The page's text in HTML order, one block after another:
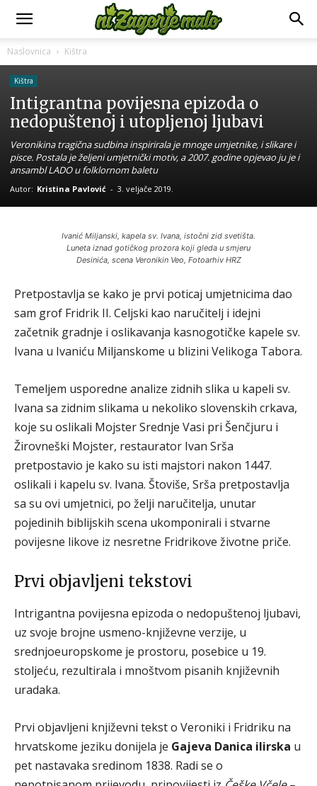
Naslovnica Kištra
Kištra
Intigrantna povijesna epizoda o
nedopuštenoj i utopljenoj ljubavi
Veronikina tragična sudbina inspirirala je mnoge umjetnike, i slikare i
pisce. Postala je željeni umjetnički motiv, a 2007. godine opjevao ju je i
ansambl LADO u folklornom baletu
Autor: Kristina Pavlović - 3. veljače 2019.
Ivanić Miljanski, kapela sv. Ivana, istočni zid svetišta.
Luneta iznad gotičkog prozora koji gleda u smjeru
Desinića, scena Veronikin Veo, Fotoarhiv HRZ
Pretpostavlja se kako je prvi poticaj umjetnicima dao
sam grof Fridrik II. Celjski kao naručitelj i idejni
začetnik gradnje i oslikavanja kasnogotičke kapele sv.
Ivana u Ivaniću Miljanskome u blizini Velikoga Tabora.
Temeljem usporedne analize zidnih slika u kapeli sv.
Ivana sa zidnim slikama u nekoliko slovenskih crkava,
koje su oslikali Mojster Srednje Vasi pri Šenčjuru i
Žirovneški Mojster, restaurator Ivan Srša
pretpostavio je kako su isti majstori nakon 1447.
oslikali i kapelu sv. Ivana. Štoviše, Srša pretpostavlja
sa su ovi umjetnici, po želji naručitelja, unutar
pojedinih biblijskih scena ukomponirali i stvarne
povijesne likove iz nesretne Fridrikove životne priče.
Prvi objavljeni tekstovi
Intrigantna povijesna epizoda o nedopuštenoj ljubavi,
uz svoje brojne usmeno-književne verzije, u
srednjoeuropskome je prostoru, posebice u 19.
stoljeću, rezultirala i mnoštvom pisanih književnih
uradaka.
Prvi objavljeni književni tekst o Veroniki i Fridriku na
hrvatskome jeziku donijela je Gajeva Danica ilirska u
pet nastavaka sredinom 1838. Radi se o